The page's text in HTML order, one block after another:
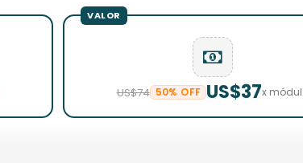
US$74 50% OFF US$37x